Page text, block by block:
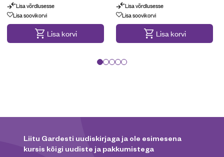
Lisa võrdlusesse
Lisa soovikorvi
Lisa korvi
Lisa võrdlusesse
Lisa soovikorvi
Lisa korvi
Liitu Gardesti uudiskirjaga ja ole esimesena
kursis kõigi uudiste ja pakkumistega